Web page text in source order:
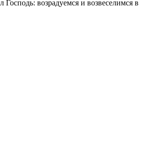
Господь: возрадуемся и возвеселимся в